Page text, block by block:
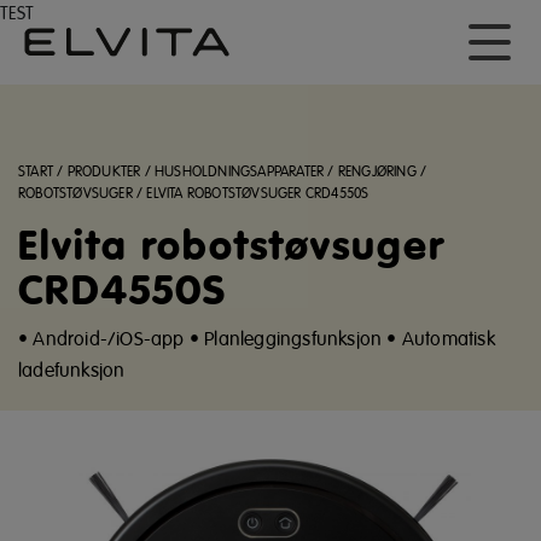
TEST
START / PRODUKTER /HUSHOLDNINGSAPPARATER / RENGJØRING/
ROBOTSTØVSUGER/ELVITA ROBOTSTØVSUGER CRD4550S
Elvita robotstøvsuger
CRD4550S
• Android-/iOS-app • Planleggingsfunksjon • Automatisk
ladefunksjon